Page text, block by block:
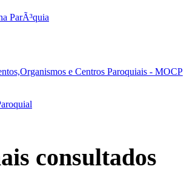
ParÃ³quia
e Centros Paroquiais - MOCP
consultados